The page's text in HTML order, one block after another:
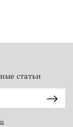
статьи